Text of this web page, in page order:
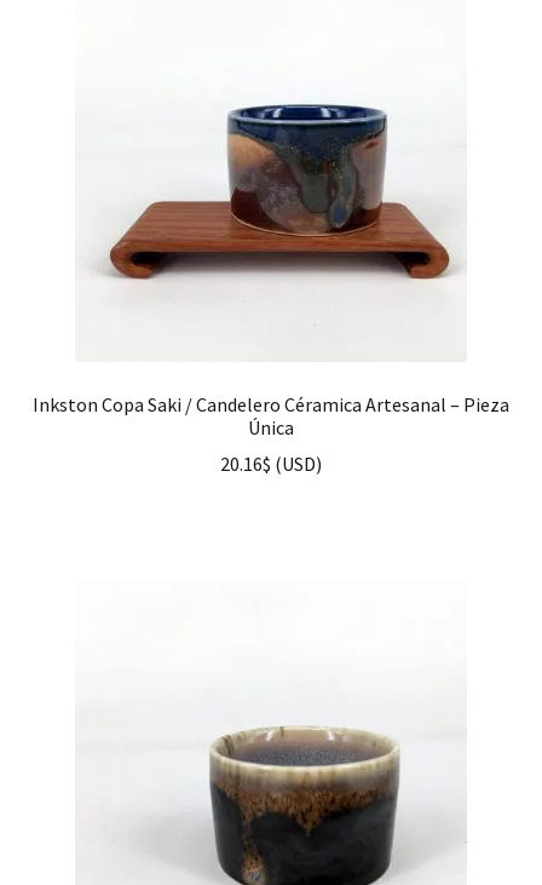
Inkston Copa Saki / Candelero Céramica Artesanal – Pieza
Única
20.16$ (USD)